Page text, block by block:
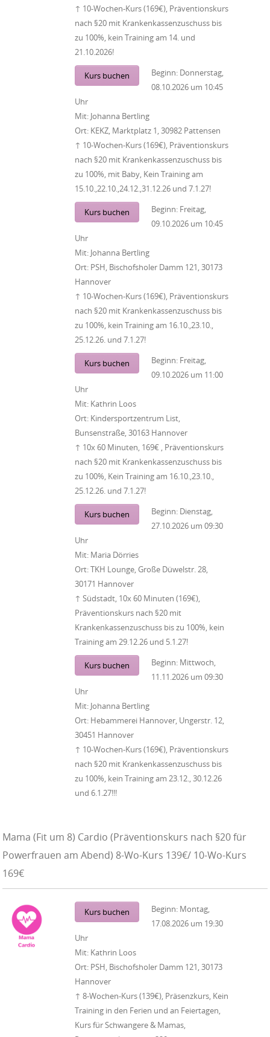
↑ 10-Wochen-Kurs (169€), Präventionskurs
nach §20 mit Krankenkassenzuschuss bis
zu 100%, kein Training am 14. und
21.10.2026!
Kurs buchen Beginn: Donnerstag,
08.10.2026 um 10:45
Uhr
Mit: Johanna Bertling
Ort: KEKZ, Marktplatz 1, 30982 Pattensen
↑ 10-Wochen-Kurs (169€), Präventionskurs
nach §20 mit Krankenkassenzuschuss bis
zu 100%, mit Baby, Kein Training am
15.10.,22.10.,24.12.,31.12.26 und 7.1.27!
Kurs buchen Beginn: Freitag,
09.10.2026 um 10:45
Uhr
Mit: Johanna Bertling
Ort: PSH, Bischofsholer Damm 121, 30173
Hannover
↑ 10-Wochen-Kurs (169€), Präventionskurs
nach §20 mit Krankenkassenzuschuss bis
zu 100%, kein Training am 16.10.,23.10.,
25.12.26. und 7.1.27!
Kurs buchen Beginn: Freitag,
09.10.2026 um 11:00
Uhr
Mit: Kathrin Loos
Ort: Kindersportzentrum List,
Bunsenstraße, 30163 Hannover
↑ 10x 60 Minuten, 169€ , Präventionskurs
nach §20 mit Krankenkassenzuschuss bis
zu 100%, Kein Training am 16.10.,23.10.,
25.12.26. und 7.1.27!
Kurs buchen Beginn: Dienstag,
27.10.2026 um 09:30
Uhr
Mit: Maria Dörries
Ort:TKH Lounge, Große Düwelstr. 28,
30171 Hannover
↑ Südstadt, 10x 60 Minuten (169€),
Präventionskurs nach §20 mit
Krankenkassenzuschuss bis zu 100%, kein
Training am 29.12.26 und 5.1.27!
Kurs buchen Beginn: Mittwoch,
11.11.2026 um 09:30
Uhr
Mit: Johanna Bertling
Ort: Hebammerei Hannover, Ungerstr. 12,
30451 Hannover
↑ 10-Wochen-Kurs (169€), Präventionskurs
nach §20 mit Krankenkassenzuschuss bis
zu 100%, kein Training am 23.12., 30.12.26
und 6.1.27!!!
Mama (Fit um 8) Cardio (Präventionskurs nach §20 für
Powerfrauen am Abend) 8-Wo-Kurs 139€/ 10-Wo-Kurs
169€
Kurs buchen Beginn: Montag,
17.08.2026 um 19:30
Uhr
Mit: Kathrin Loos
Ort: PSH, Bischofsholer Damm 121, 30173
Hannover
↑ 8-Wochen-Kurs (139€), Präsenzkurs, Kein
Training in den Ferien und an Feiertagen,
Kurs für Schwangere & Mamas,